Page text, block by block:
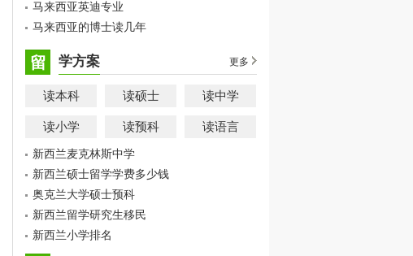
马来西亚英迪专业
马来西亚的博士读几年
留 学方案 更多
读本科 读硕士 读中学
读小学 读预科 读语言
新西兰麦克林斯中学
新西兰硕士留学学费多少钱
奥克兰大学硕士预科
新西兰留学研究生移民
新西兰小学排名